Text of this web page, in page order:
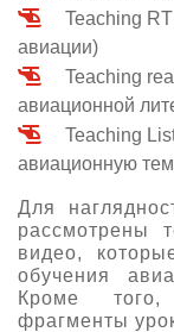
Публикации о
Пресс-релизы
Teaching
авиации)
Teaching
авиационной
Teaching
авиационную
Для
рассмотрены
видео,
обучения
Кроме того,
фрагменты